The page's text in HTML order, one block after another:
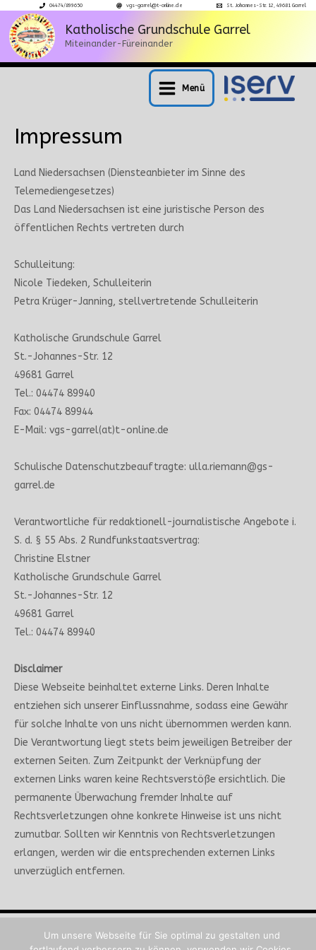
Zum
Inhalt
springen
04474/899650 vgs-garrel@t-online.de St. Johannes-Str. 12, 49681 Garrel
Katholische Grundschule Garrel
Miteinander-Füreinander
Main
Menü
Impressum
Land Niedersachsen (Diensteanbieter im Sinne des
Telemediengesetzes)
Das Land Niedersachsen ist eine juristische Person des
öffentlichen Rechts vertreten durch
Schulleitung:
Nicole Tiedeken, Schulleiterin
Petra Krüger-Janning, stellvertretende Schulleiterin
Katholische Grundschule Garrel
St.-Johannes-Str. 12
49681 Garrel
Tel.: 04474 89940
Fax: 04474 89944
E-Mail: vgs-garrel(at)t-online.de
Schulische Datenschutzbeauftragte: ulla.riemann@gs-
garrel.de
Verantwortliche für redaktionell-journalistische Angebote i.
S. d. § 55 Abs. 2 Rundfunkstaatsvertrag:
Christine Elstner
Katholische Grundschule Garrel
St.-Johannes-Str. 12
49681 Garrel
Tel.: 04474 89940
Disclaimer
Diese Webseite beinhaltet externe Links. Deren Inhalte
entziehen sich unserer Einflussnahme, sodass eine Gewähr
für solche Inhalte von uns nicht übernommen werden kann.
Die Verantwortung liegt stets beim jeweiligen Betreiber der
externen Seiten. Zum Zeitpunkt der Verknüpfung der
externen Links waren keine Rechtsverstöße ersichtlich. Die
permanente Überwachung fremder Inhalte auf
Rechtsverletzungen ohne konkrete Hinweise ist uns nicht
zumutbar. Sollten wir Kenntnis von Rechtsverletzungen
erlangen, werden wir die entsprechenden externen Links
unverzüglich entfernen.
Kontakt Impressum Datenschutz
Um unsere Webseite für Sie optimal zu gestalten und